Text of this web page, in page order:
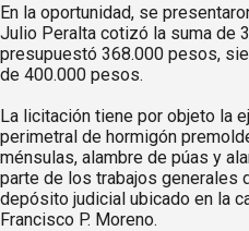
En la oportunidad, se
Julio Peralta cotizó la suma de
presupuestó 368.000 pesos,
de 400.000 pesos.
La licitación tiene por objeto la
perimetral de hormigón
ménsulas, alambre de púas y
parte de los trabajos generales
depósito judicial ubicado en la
Francisco P. Moreno.